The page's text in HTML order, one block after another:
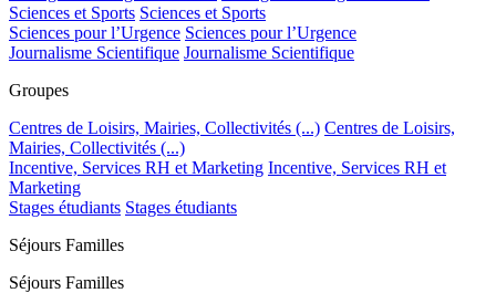
Sciences et Sports Sciences et Sports
Sciences pour l’Urgence Sciences pour l’Urgence
Journalisme Scientifique Journalisme Scientifique
Groupes
Centres de Loisirs, Mairies, Collectivités (...) Centres de Loisirs,
Mairies, Collectivités (...)
Incentive, Services RH et Marketing Incentive, Services RH et
Marketing
Stages étudiants Stages étudiants
Séjours Familles
Séjours Familles